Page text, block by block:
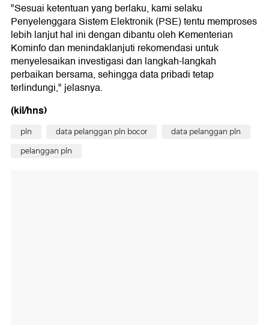
"Sesuai ketentuan yang berlaku, kami selaku
Penyelenggara Sistem Elektronik (PSE) tentu memproses
lebih lanjut hal ini dengan dibantu oleh Kementerian
Kominfo dan menindaklanjuti rekomendasi untuk
menyelesaikan investigasi dan langkah-langkah
perbaikan bersama, sehingga data pribadi tetap
terlindungi," jelasnya.
(kil/hns)
pln data pelanggan pln bocor data pelanggan pln
pelanggan pln